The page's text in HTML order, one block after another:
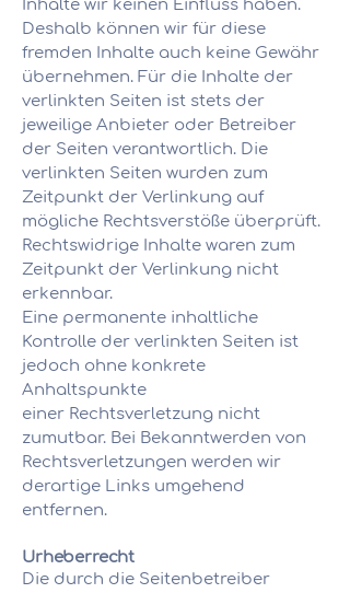
Inhalte wir keinen Einfluss haben.
Deshalb können wir für diese
fremden Inhalte auch keine Gewähr
übernehmen. Für die Inhalte der
verlinkten Seiten ist stets der
jeweilige Anbieter oder Betreiber
der Seiten verantwortlich. Die
verlinkten Seiten wurden zum
Zeitpunkt der Verlinkung auf
mögliche Rechtsverstöße überprüft.
Rechtswidrige Inhalte waren zum
Zeitpunkt der Verlinkung nicht
erkennbar.
Eine permanente inhaltliche
Kontrolle der verlinkten Seiten ist
jedoch ohne konkrete
Anhaltspunkte
einer Rechtsverletzung nicht
zumutbar. Bei Bekanntwerden von
Rechtsverletzungen werden wir
derartige Links umgehend
entfernen.
Urheberrecht
Die durch die Seitenbetreiber